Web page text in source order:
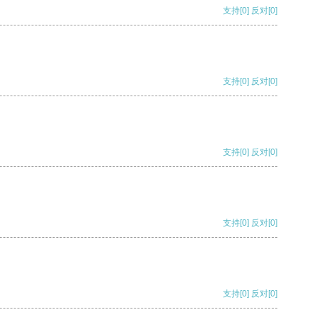
支持[0] 反对[0]
支持[0] 反对[0]
支持[0] 反对[0]
支持[0] 反对[0]
支持[0] 反对[0]